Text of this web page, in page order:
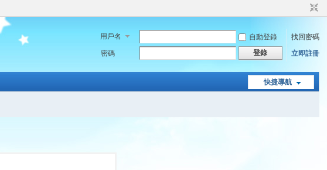
用戶名 自動登錄
找回密碼
密碼
登錄 立即註冊
快捷導航